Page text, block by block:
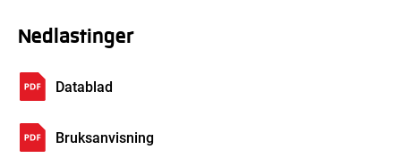
Nedlastinger
Datablad
Bruksanvisning